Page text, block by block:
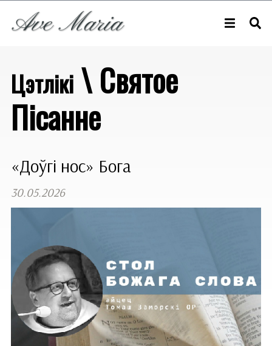
Цэтлікі\ Святое
Пісанне
«Доўгі нос» Бога
30.05.2026